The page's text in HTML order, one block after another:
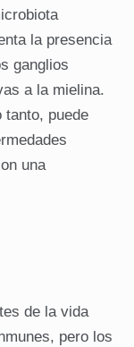
la presencia
ganglios
a la mielina.
puede
una
de la vida
pero los